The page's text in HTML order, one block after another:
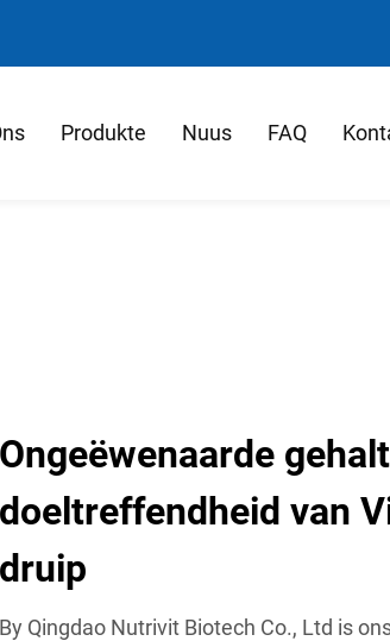
Produkte Nuus FAQ
Ongeëwenaarde
doeltreffendheid van
druip
By Qingdao Nutrivit Biotech Co., Ltd is